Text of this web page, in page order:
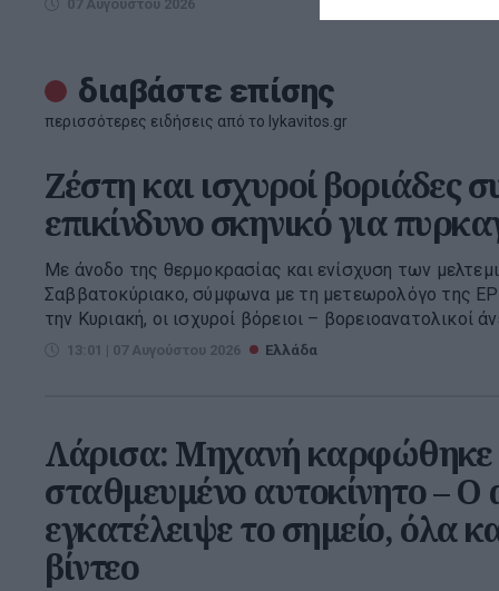
07 Αυγούστου 2026
διαβάστε επίσης
περισσότερες ειδήσεις από το lykavitos.gr
Ζέστη και ισχυροί βοριάδες
επικίνδυνο σκηνικό για
Με άνοδο της θερμοκρασίας και ενίσχυση των
Σαββατοκύριακο, σύμφωνα με τη μετεωρολόγο της
την Κυριακή, οι ισχυροί βόρειοι – βορειοανατολικοί
13:01 | 07 Αυγούστου 2026 Ελλάδα
Λάρισα: Μηχανή καρφώθηκε
σταθμευμένο αυτοκίνητο – Ο
εγκατέλειψε το σημείο, όλα
βίντεο